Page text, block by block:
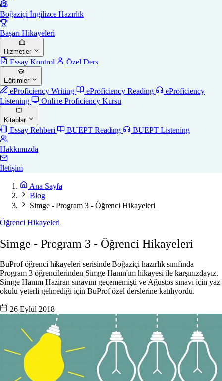
Boğaziçi İngilizce Hazırlık
Başarı Hikayeleri
Hizmetler
Essay Kontrol Özel Ders
Eğitimler
eProficiency Writing eProficiency Reading
eProficiency
Listening
Online Proficiency Kursu
Kitaplar
Essay Rehberi BUEPT Reading BUEPT Listening
Hakkımızda
İletişim
Ana Sayfa
Blog
Simge - Program 3 - Öğrenci Hikayeleri
Öğrenci Hikayeleri
Simge - Program 3 - Öğrenci Hikayeleri
BuProf öğrenci hikayeleri serisinde Boğaziçi hazırlık sınıfında
Program 3 öğrencilerinden Simge Hanın'ım hikayesi ile karşınızdayız.
Simge Hanım Haziran sınavını geçememişti ve Ağustos sınavı için yaz
okulu yeterli gelmediği için BuProf özel derslerine katılıyordu.
26 Eylül 2018